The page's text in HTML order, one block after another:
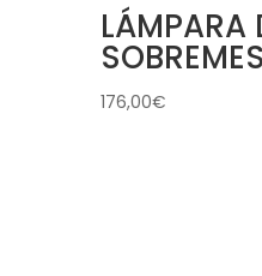
LÁMPARA
176,00€